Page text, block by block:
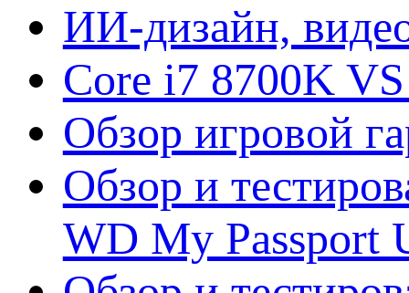
ИИ-дизайн,
Core i7 8700K
Обзор игровой
Обзор и
WD My Passport